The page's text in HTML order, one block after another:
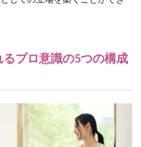
プロ意識の5つの構成